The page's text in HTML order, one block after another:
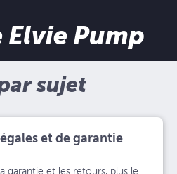
Elvie Pump
sujet
et de garantie
garantie et les retours, plus le